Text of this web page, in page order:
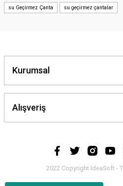
Ürün resmi kalitesiz, bozuk veya
Ürün fiyatı diğer sitelerden daha
Bu ürüne benzer farklı alternatifler
su Geçirmez Çanta
su geçirmez çantalar
Kurumsal
Alışveriş
2022 Copyright IdeaSoft -